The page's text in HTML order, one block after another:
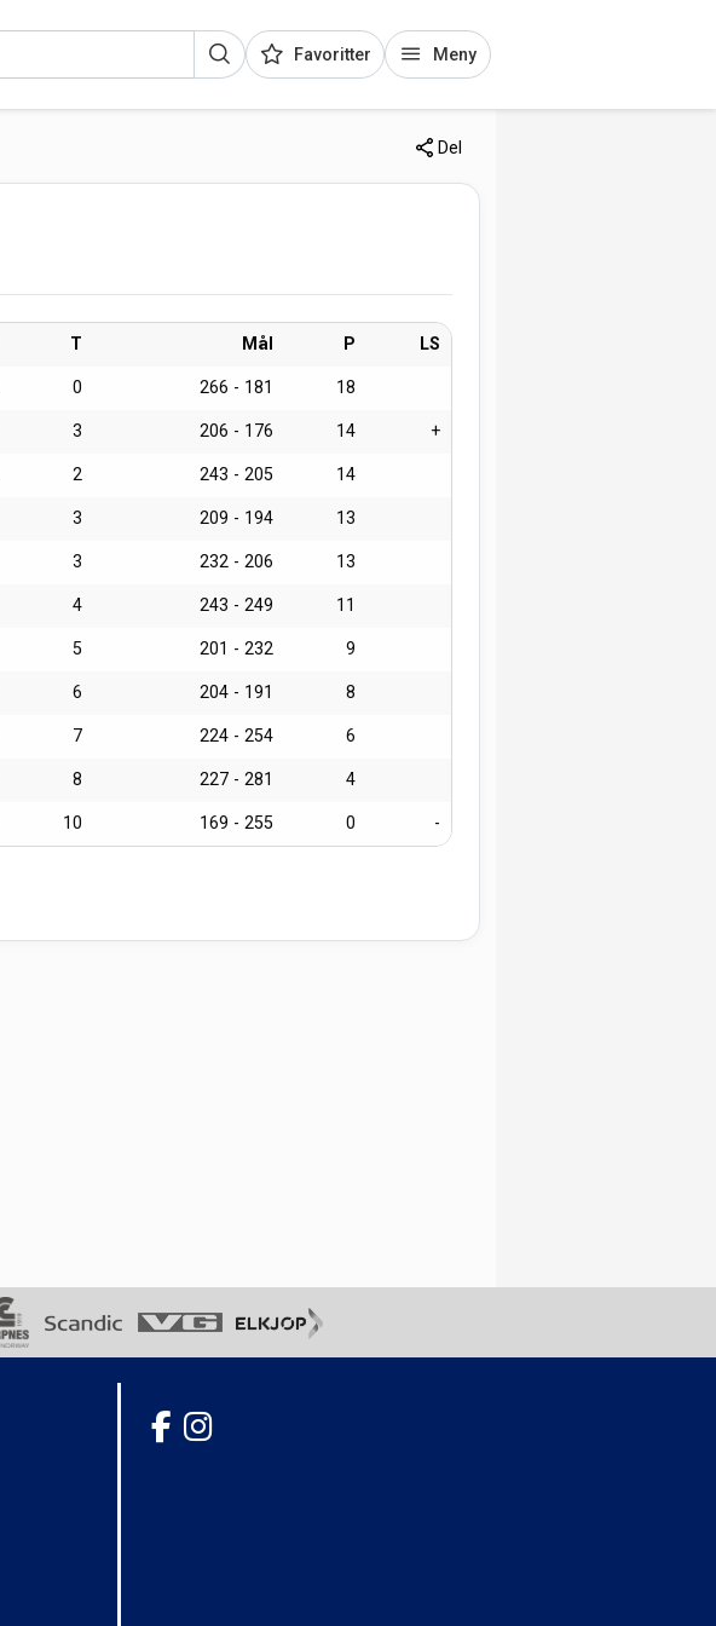
Favoritter Meny
Del
T Mål P LS
0 266 - 181 18
3 206 - 176 14 +
2 243 - 205 14
3 209 - 194 13
3 232 - 206 13
4 243 - 249 11
5 201 - 232 9
6 204 - 191 8
7 224 - 254 6
8 227 - 281 4
10 169 - 255 0 -